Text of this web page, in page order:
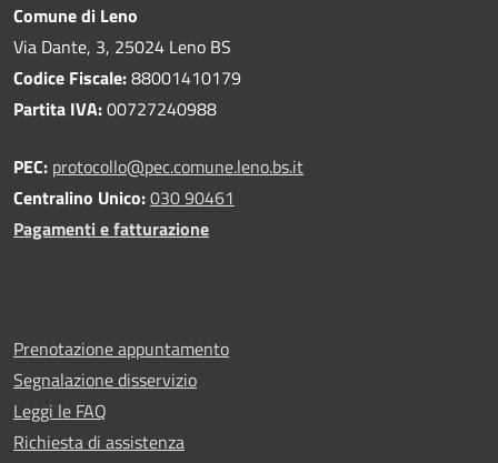
Comune di Leno
Via Dante, 3, 25024 Leno BS
Codice Fiscale:88001410179
Partita IVA:00727240988
PEC: protocollo@pec.comune.leno.bs.it
Centralino Unico:030 90461
Pagamenti e fatturazione
Prenotazione appuntamento
Segnalazione disservizio
Leggi le FAQ
Richiesta di assistenza